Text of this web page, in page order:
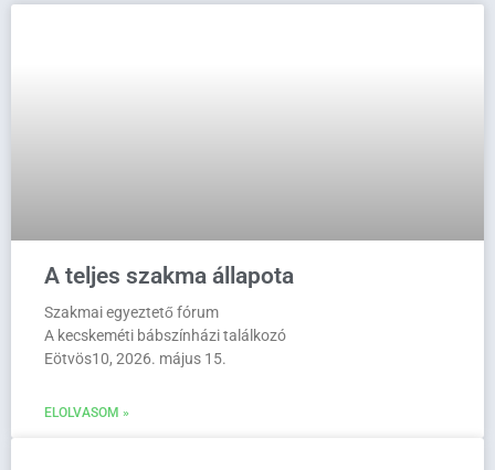
A teljes szakma állapota
Szakmai egyeztető fórum
A kecskeméti bábszínházi találkozó
Eötvös10, 2026. május 15.
ELOLVASOM »